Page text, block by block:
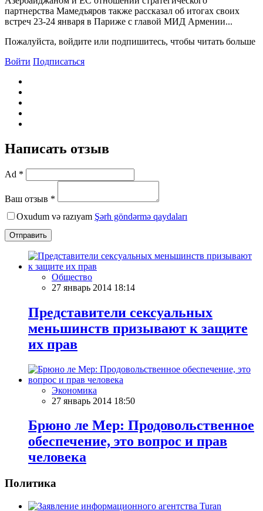
партнерства Мамедъяров также рассказал об итогах своих
встреч 23-24 января в Париже с главой МИД Армении...
Пожалуйста, войдите или подпишитесь, чтобы читать больше
Войти Подписаться
Написать отзыв
Ad *
Ваш отзыв *
Oxudum və razıyam Şərh göndərmə qaydaları
Отправить
Общество
27 январь 2014 18:14
Представители сексуальных
меньшинств призывают к защите
их прав
Экономика
27 январь 2014 18:50
Брюно ле Мер: Продовольственное
обеспечение, это вопрос и прав
человека
Политика